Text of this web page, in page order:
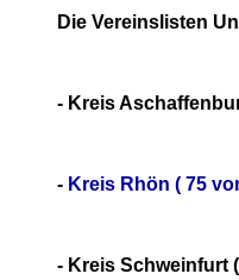
Die Vereinslisten
- Kreis
- Kreis Rhön ( 75
- Kreis Schweinfurt